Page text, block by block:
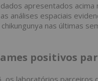
apresentados
análises espaciais
nas últimas
positivos
os laboratórios